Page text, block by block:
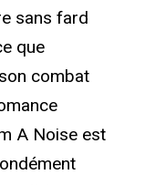
sans fard
que
combat
A Noise est